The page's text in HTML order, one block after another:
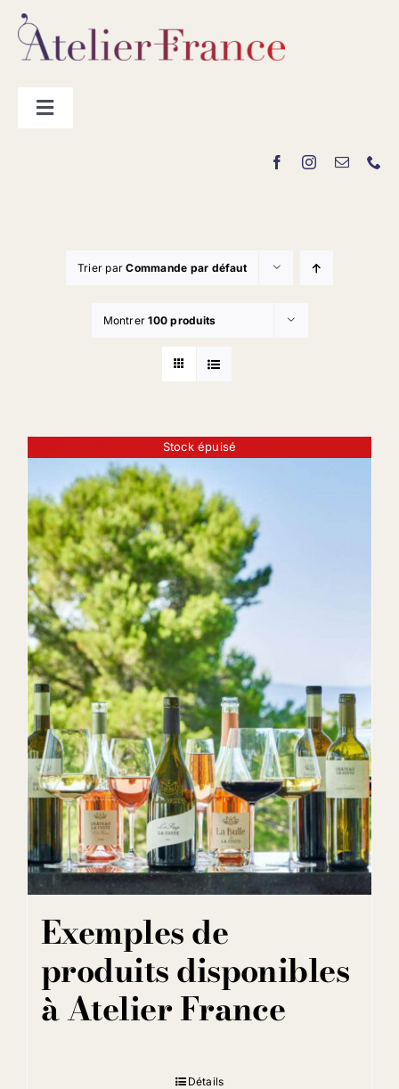
Passer
contenu
Toggle
Trier parCommande par défaut
Montrer100 produits
Stock épuisé
Exemples de
produits disponibles
à Atelier France
Détails